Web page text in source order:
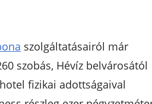
szolgáltatásairól már
szobás, Hévíz belvárosától
fizikai adottságaival